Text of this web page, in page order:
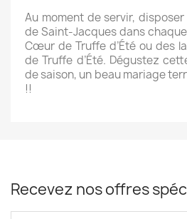
Au moment de servir,
de Saint-Jacques dans
Cœur de Truffe d’Été ou des
de Truffe d’Été. Dégustez
de saison, un beau mariage
!!
Recevez nos offres